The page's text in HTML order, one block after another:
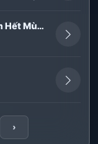
Mascara x Anh Sẽ Ôm Em Đến Hết Mùa Hoa Rơi
›